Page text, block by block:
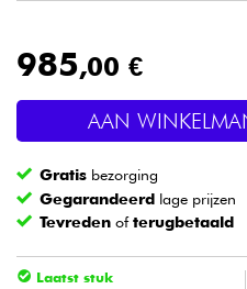
Licht
Blaasinstrument
Viool & Quatuor
985,00 €
AAN
Gratis bezorging
Gegarandeerd lage prijzen
Tevreden ofterugbetaald
Laatst stuk